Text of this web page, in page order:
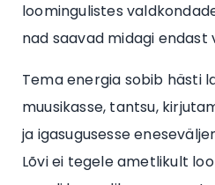
loomingulistes
nad saavad midagi endast
Tema energia sobib hästi
muusikasse, tantsu,
ja igasugusesse
Lõvi ei tegele ametlikult